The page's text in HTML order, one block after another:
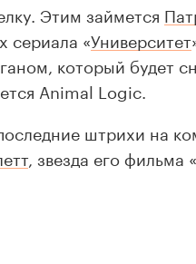
Этим займется
сериала «Университет
который будет
Animal Logic.
штрихи на
, звезда его фильма «